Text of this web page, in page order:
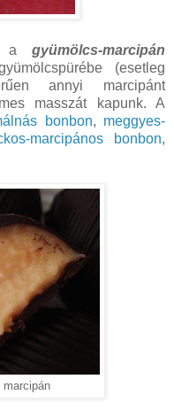
a gyümölcs-marcipán
(esetleg
annyi marcipánt
masszát kapunk. A
bonbon, meggyes-
marcipános bonbon,
marcipán